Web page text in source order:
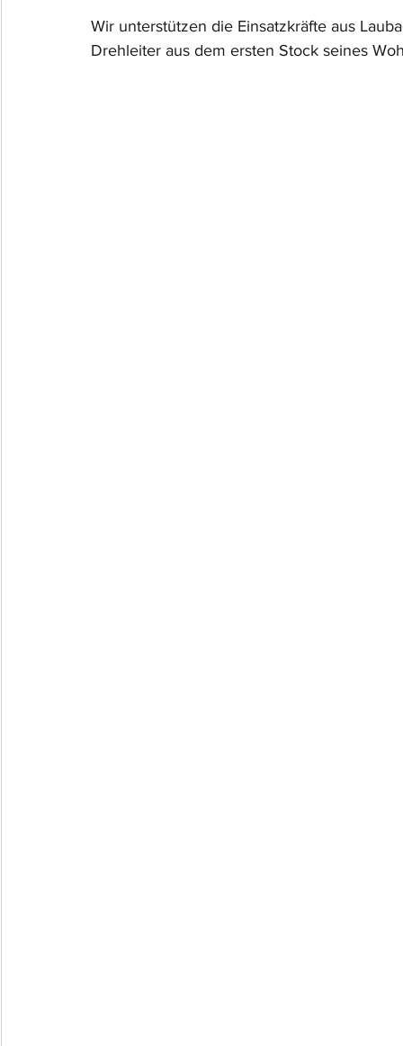
Wir unterstützen die Einsatzkräfte aus
Drehleiter aus dem ersten Stock seines